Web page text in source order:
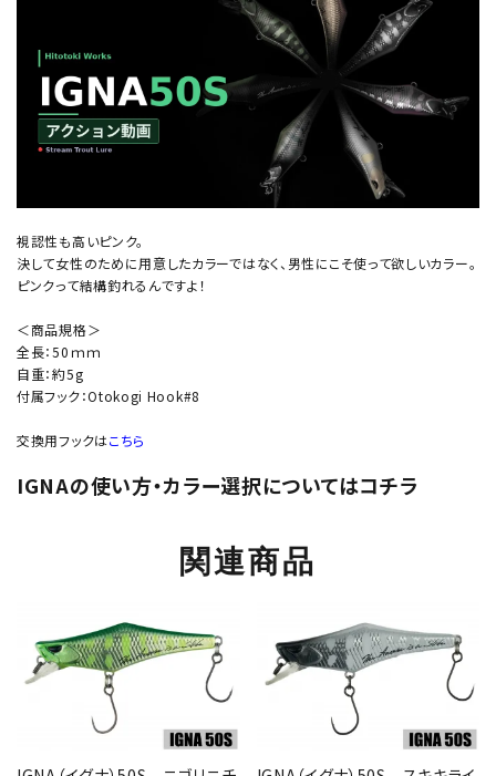
視認性も高いピンク。
決して女性のために用意したカラーではなく、男性にこそ使って欲しいカラー。
ピンクって結構釣れるんですよ！
＜商品規格＞
全長：50ｍｍ
自重：約5g
付属フック：Otokogi Hook#8
交換用フックはこちら
IGNAの使い方・カラー選択についてはコチラ
関連商品